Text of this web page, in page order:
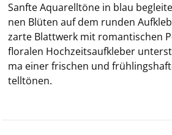
Sanf­te Aqua­rell­tö­ne in blau
nen Blü­ten auf dem run­den
zarte Blatt­werk mit ro­man­ti­schen
flo­ra­len Hoch­zeits­auf­kle­ber
ma einer fri­schen und
tell­tö­nen.